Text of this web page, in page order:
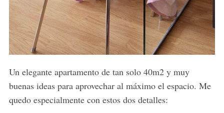
Un elegante apartamento de tan solo 40m2 y muy
buenas ideas para aprovechar al máximo el espacio. Me
quedo especialmente con estos dos detalles: